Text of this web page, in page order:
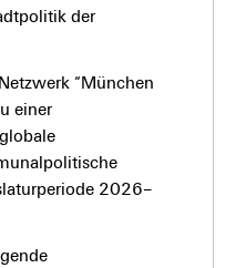
der
“München
einer
2026–